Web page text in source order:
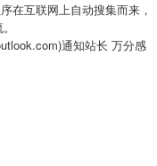
在互联网上自动搜集而来，
通知站长 万分感